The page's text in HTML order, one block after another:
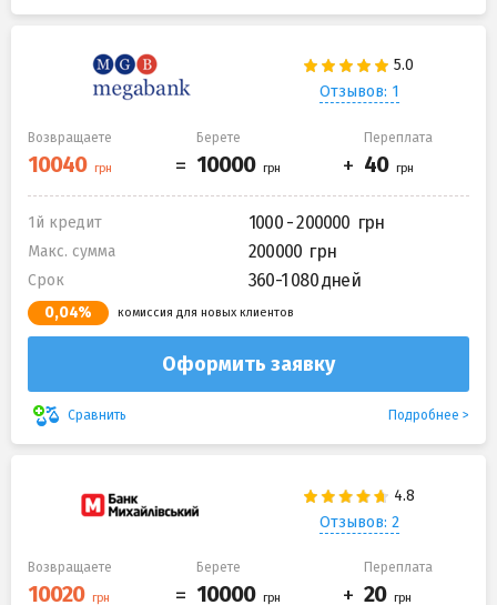
Отзывов: 1
Возвращаете Берете Переплата
1й кредит 1000 - 200000
Макс. сумма 200000
Срок 360-1 080 дней
0,04% комиссия для новых клиентов
Оформить заявку
Сравнить Подробнее
Отзывов: 2
Возвращаете Берете Переплата